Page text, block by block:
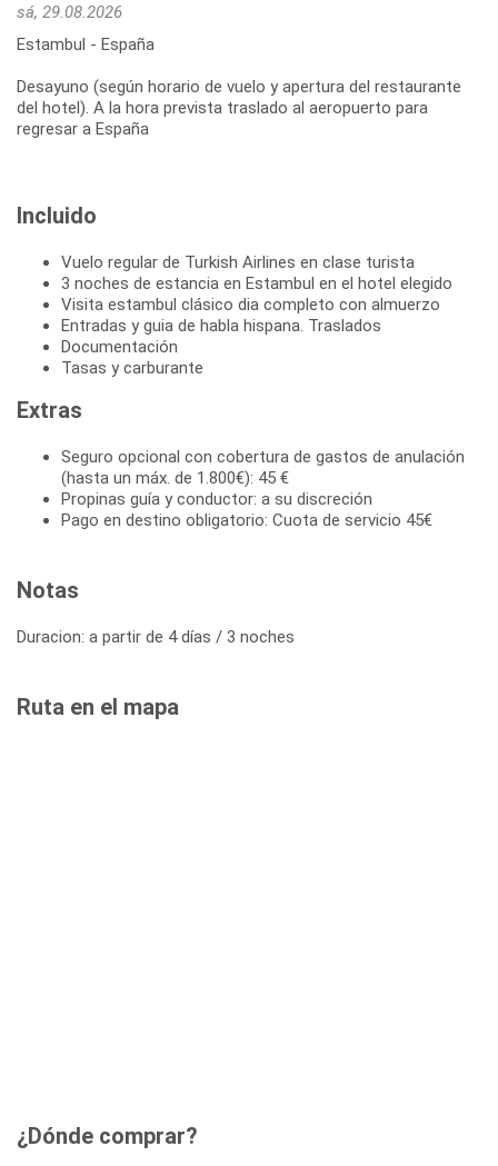
sá, 29.08.2026
Estambul - España
Desayuno (según horario de vuelo y apertura del restaurante
del hotel). A la hora prevista traslado al aeropuerto para
regresar a España
Incluido
Vuelo regular de Turkish Airlines en clase turista
3 noches de estancia en Estambul en el hotel elegido
Visita estambul clásico dia completo con almuerzo
Entradas y guia de habla hispana. Traslados
Documentación
Tasas y carburante
Extras
Seguro opcional con cobertura de gastos de anulación
(hasta un máx. de 1.800€): 45 €
Propinas guía y conductor: a su discreción
Pago en destino obligatorio: Cuota de servicio 45€
Notas
Duracion: a partir de 4 días / 3 noches
Ruta en el mapa
¿Dónde comprar?